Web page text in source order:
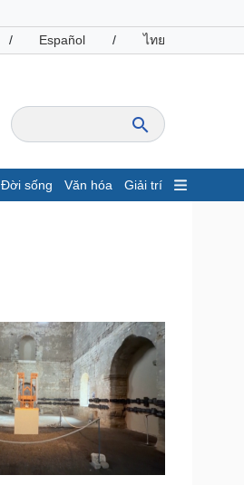
/ Español / ไทย
Đời sống Văn hóa Giải trí
Giá cà phê
Công nghệ
Sành điệu
Tin Công nghệ
Trải nghiệm
Chuyển đổi số